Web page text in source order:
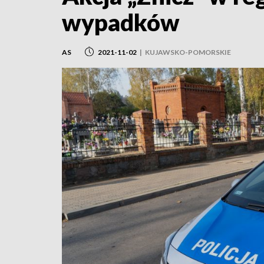
wypadków
AS 2021-11-02 | KUJAWSKO-POMORSKIE